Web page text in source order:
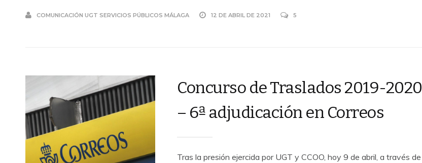
COMUNICACIÓN UGT SERVICIOS PÚBLICOS MÁLAGA 12 DE ABRIL DE 2021 5
Concurso de Traslados 2019-2020
– 6ª adjudicación en Correos
Tras la presión ejercida por UGT y CCOO, hoy 9 de abril, a través de